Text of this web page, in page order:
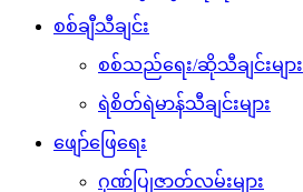
စစ်ချီသီချင်း
စစ်သည်ရေး/ဆိုသီချင်းများ
ရဲစိတ်ရဲမာန်သီချင်းများ
ဖျော်ဖြေရေး
ဂုဏ်ပြုဇာတ်လမ်းများ